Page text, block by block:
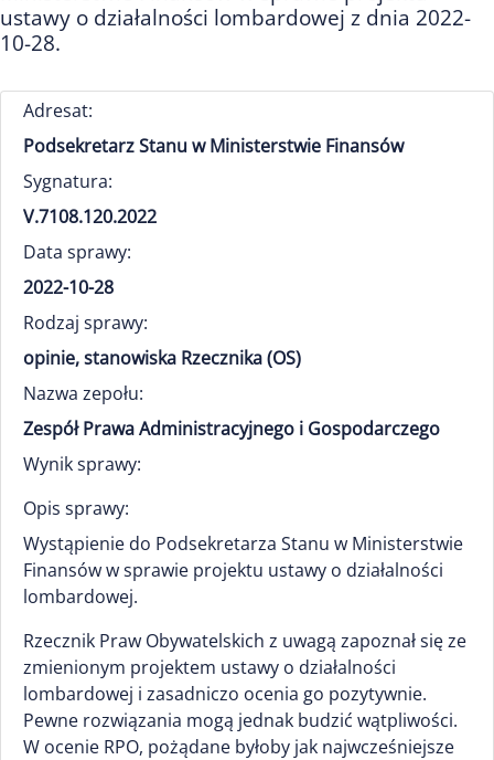
ustawy o działalności lombardowej z dnia 2022-
10-28.
Adresat:
Podsekretarz Stanu w Ministerstwie Finansów
Sygnatura:
V.7108.120.2022
Data sprawy:
2022-10-28
Rodzaj sprawy:
opinie, stanowiska Rzecznika (OS)
Nazwa zepołu:
Zespół Prawa Administracyjnego i Gospodarczego
Wynik sprawy:
Opis sprawy:
Wystąpienie do Podsekretarza Stanu w Ministerstwie
Finansów w sprawie projektu ustawy o działalności
lombardowej.
Rzecznik Praw Obywatelskich z uwagą zapoznał się ze
zmienionym projektem ustawy o działalności
lombardowej i zasadniczo ocenia go pozytywnie.
Pewne rozwiązania mogą jednak budzić wątpliwości.
W ocenie RPO, pożądane byłoby jak najwcześniejsze